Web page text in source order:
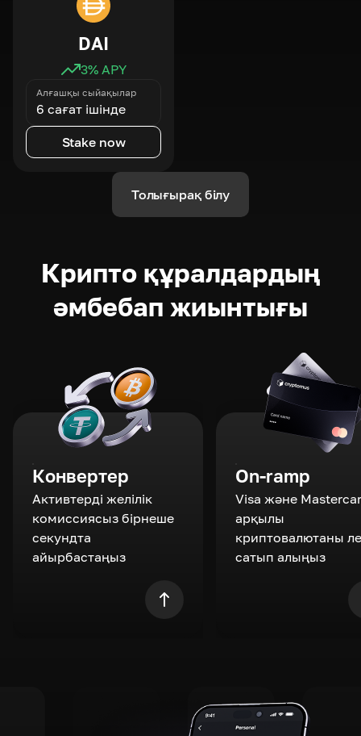
DAI
3% APY
Алғашқы сыйақылар
6 сағат ішінде
Stake now
Толығырақ білу
Крипто құралдардың
әмбебап жиынтығы
Конвертер
Активтерді желілік
комиссиясыз бірнеше
секундта
айырбастаңыз
On-ramp
Visa және
арқылы
криптовалютаны
сатып алыңыз